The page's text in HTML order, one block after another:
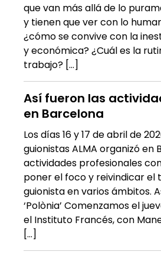
que van más allá de lo
y tienen que ver con lo
¿cómo se convive con la
y económica? ¿Cuál es la
trabajo? […]
Así fueron las
en Barcelona
Los días 16 y 17 de abril de
guionistas ALMA organizó en
actividades profesionales
poner el foco y reivindicar el
guionista en varios ámbitos.
‘Polònia’ Comenzamos el
el Instituto Francés, con
[…]